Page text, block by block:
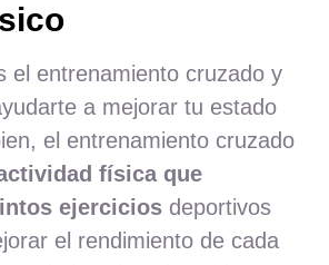
el entrenamiento cruzado y
a mejorar tu estado
el entrenamiento cruzado
física que
ejercicios deportivos
el rendimiento de cada